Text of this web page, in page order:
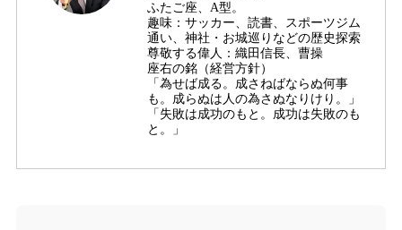
ふたご座、A型。
趣味：サッカー、読書、スポーツジム
通い、神社・お城巡りなどの歴史探索
尊敬する偉人：織田信長、曹操
座右の銘（経営方針）
「為せば成る。成さねばならぬ何事
も。成らぬは人の為さぬなりけり。」
「失敗は成功のもと。成功は失敗のも
と。」